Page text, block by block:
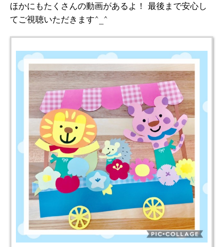
ほかにもたくさんの動画があるよ！ 最後まで安心し
てご視聴いただきます^_^